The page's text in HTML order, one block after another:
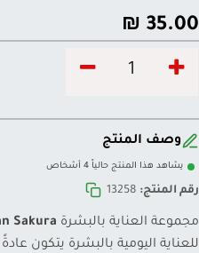
35.00
₪
وصف المنتج
يشاهد هذا المنتج حالياً 4 أشخاص
رقم المنتج: 13258
مجموعة العناية بالبشرة Sakura
للعناية اليومية بالبشرة يتكون